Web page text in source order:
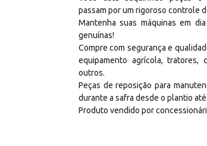
passam por um rigoroso controle
Mantenha suas máquinas em
genuínas!
Compre com segurança e
equipamento agrícola, tratores,
outros.
Peças de reposição para
durante a safra desde o plantio
Produto vendido por